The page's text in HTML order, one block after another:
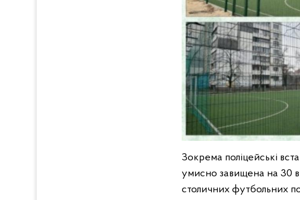
Зокрема поліцейські
умисно завищена на 30
столичних футбольних